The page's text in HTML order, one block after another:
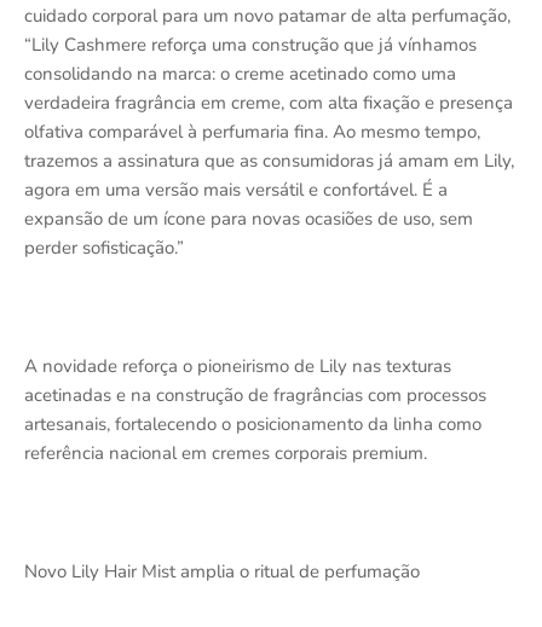
cuidado corporal para um novo patamar de alta perfumação,
“Lily Cashmere reforça uma construção que já vínhamos
consolidando na marca: o creme acetinado como uma
verdadeira fragrância em creme, com alta fixação e presença
olfativa comparável à perfumaria fina. Ao mesmo tempo,
trazemos a assinatura que as consumidoras já amam em Lily,
agora em uma versão mais versátil e confortável. É a
expansão de um ícone para novas ocasiões de uso, sem
perder sofisticação.”
A novidade reforça o pioneirismo de Lily nas texturas
acetinadas e na construção de fragrâncias com processos
artesanais, fortalecendo o posicionamento da linha como
referência nacional em cremes corporais premium.
Novo Lily Hair Mist amplia o ritual de perfumação